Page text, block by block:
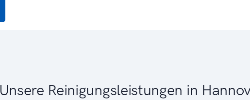
Unsere Reinigungsleistungen in